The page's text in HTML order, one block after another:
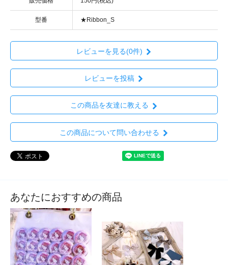
型番 ★Ribbon_S
レビューを見る(0件)
レビューを投稿
この商品を友達に教える
この商品について問い合わせる
あなたにおすすめの商品